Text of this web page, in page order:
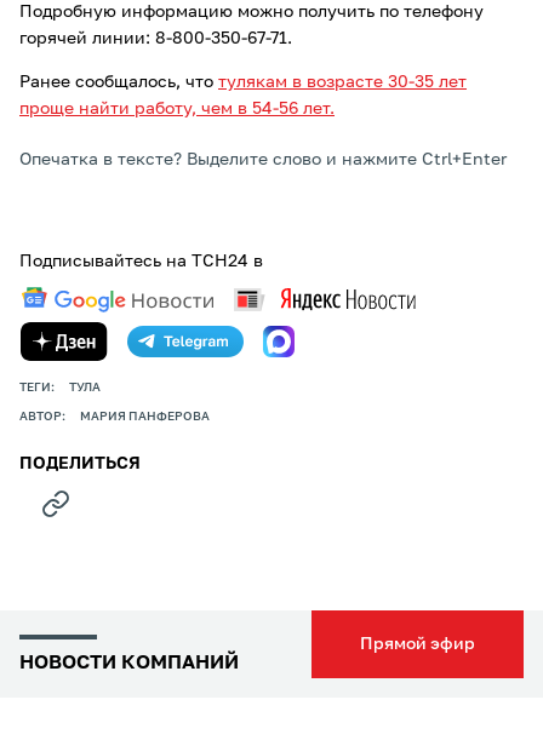
Прямой эфир
Подробную информацию можно получить по телефону
горячей линии: 8-800-350-67-71.
Ранее сообщалось, что тулякам в возрасте 30-35 лет
проще найти работу, чем в 54-56 лет.
Опечатка в тексте? Выделите слово и нажмите Ctrl+Enter
Подписывайтесь на ТСН24 в
ТЕГИ: ТУЛА
АВТОР: МАРИЯ ПАНФЕРОВА
ПОДЕЛИТЬСЯ
НОВОСТИ КОМПАНИЙ